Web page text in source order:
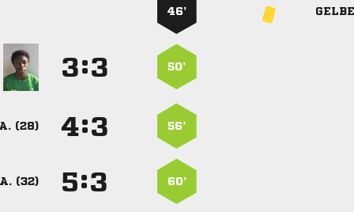
46’
: 50’
(28) : 56’
(32) : 60’